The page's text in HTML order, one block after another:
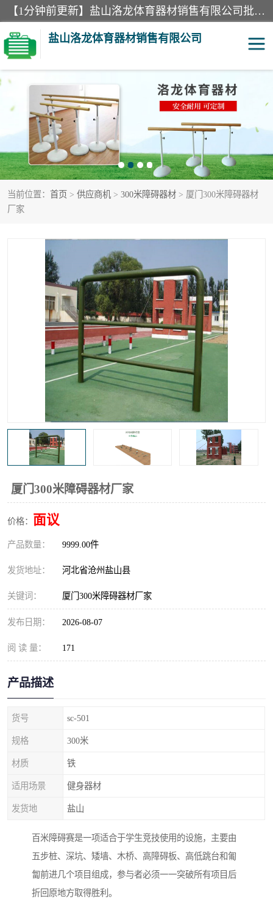
【1分钟前更新】盐山洛龙体育器材销售有限公司批量供应：300米障碍器材、400米障碍器材、部队训练器材、双杠、体操垫、舞蹈把杆等产品。盐山洛龙体育器材销售有限公司经过多年的发展，集研发，生产，销售，售后服务为一体. 奉行“质量，信誉，服务”的宗旨，以开拓创新的精神和真诚守信的态度积极进取。
盐山洛龙体育器材销售有限公司
当前位置： 首页 > 供应商机 > 300米障碍器材 > 厦门300米障碍器材
厂家
厦门300米障碍器材厂家
价格： 面议
产品数量： 9999.00件
发货地址： 河北省沧州盐山县
关键词： 厦门300米障碍器材厂家
发布日期： 2026-08-07
阅 读 量： 171
产品描述
货号 sc-501
规格 300米
材质 铁
适用场景 健身器材
发货地 盐山
百米障碍赛是一项适合于学生竞技使用的设施，主要由
五步桩、深坑、矮墙、木桥、高障碍板、高低跳台和匍
匐前进几个项目组成，参与者必须一一突破所有项目后
折回原地方取得胜利。
单双杠 舞蹈把杆
400米障碍器材 体操垫
300米障碍器材 攀爬架
塑胶跑道 400米障碍器材1